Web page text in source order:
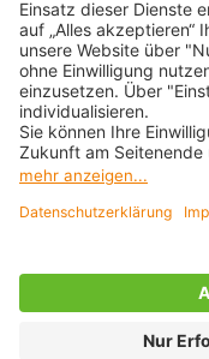
BEWERTUNGEN
STARKE PARTNER
Über clevertours.com